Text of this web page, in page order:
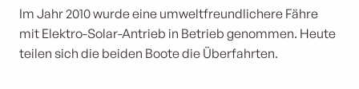
Im Jahr 2010 wurde eine umweltfreundlichere Fähre
mit Elektro-Solar-Antrieb in Betrieb genommen. Heute
teilen sich die beiden Boote die Überfahrten.